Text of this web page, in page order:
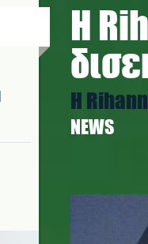
Η
Η
NEWS